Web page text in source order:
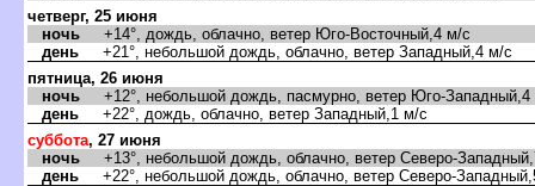
четверг, 25 июня
ночь +14°, дождь, облачно, ветер Юго-Восточный,4 м/с
день +21°, небольшой дождь, облачно, ветер Западный,4 м/с
пятница, 26 июня
ночь +12°, небольшой дождь, пасмурно, ветер Юго-Западный,4
день +22°, дождь, облачно, ветер Западный,1 м/с
суббота, 27 июня
ночь +13°, небольшой дождь, облачно, ветер Северо-
день +22°, небольшой дождь, облачно, ветер Северо-